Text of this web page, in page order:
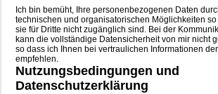
Ich bin bemüht, Ihre personenbezogenen Daten
technischen und organisatorischen Möglichkeiten
sie für Dritte nicht zugänglich sind. Bei der
kann die vollständige Datensicherheit von mir nicht
so dass ich Ihnen bei vertraulichen Informationen
empfehlen.
Nutzungsbedingungen und
Datenschutzerklärung